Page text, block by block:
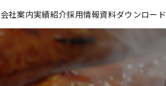
会社案内実績紹介採用情報資料ダウンロード